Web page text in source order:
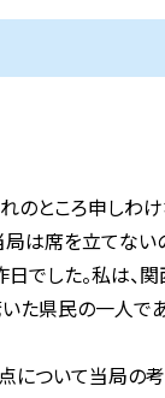
ろ申しわけな
は席を立てない
日でした。私は
た県民の一人であ
ついて当局の考